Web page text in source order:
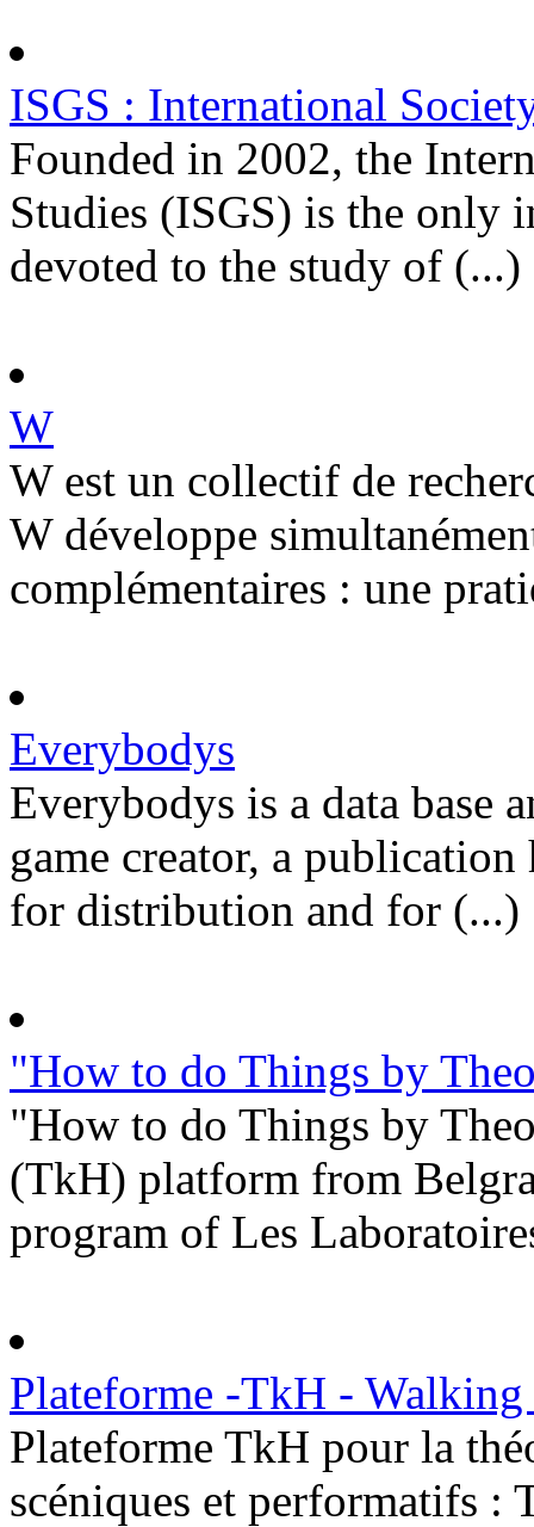
ISGS : International
Founded in 2002, the
Studies (ISGS) is the only
devoted to the study of (...)
W
W est un collectif de
W développe
complémentaires : une
Everybodys
Everybodys is a data base
game creator, a publication
for distribution and for (...)
"How to do Things by
"How to do Things by
(TkH) platform from
program of Les
Plateforme -TkH -
Plateforme TkH pour la
scéniques et performatifs :